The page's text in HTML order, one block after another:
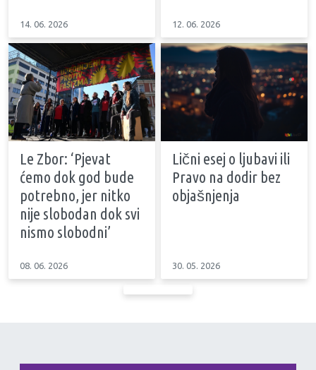
14. 06. 2026 12. 06. 2026
Le Zbor: ‘Pjevat
ćemo dok god bude
potrebno, jer nitko
nije slobodan dok svi
nismo slobodni’
08. 06. 2026
Lični esej o ljubavi ili
Pravo na dodir bez
objašnjenja
30. 05. 2026